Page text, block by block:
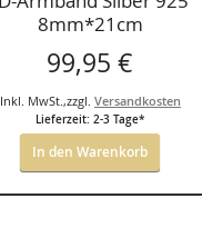
8mm*21cm
99,95 €
Inkl. MwSt.,zzgl. Versandkosten
Lieferzeit: 2-3 Tage*
In den Warenkorb